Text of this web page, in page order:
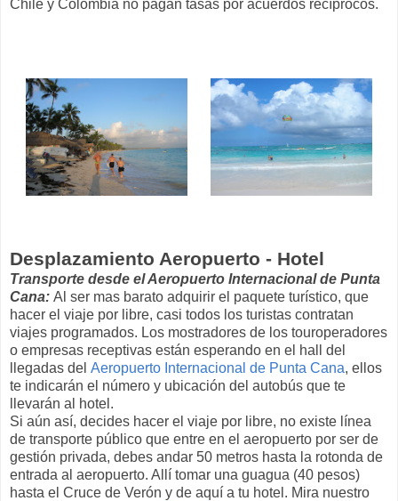
Chile y Colombia no pagan tasas por acuerdos recíprocos.
Desplazamiento Aeropuerto - Hotel
Transporte desde el Aeropuerto Internacional de Punta
Cana: Al ser mas barato adquirir el paquete turístico, que
hacer el viaje por libre, casi todos los turistas contratan
viajes programados. Los mostradores de los touroperadores
o empresas receptivas están esperando en el hall del
llegadas del Aeropuerto Internacional de Punta Cana, ellos
te indicarán el número y ubicación del autobús que te
llevarán al hotel.
Si aún así, decides hacer el viaje por libre, no existe línea
de transporte público que entre en el aeropuerto por ser de
gestión privada, debes andar 50 metros hasta la rotonda de
entrada al aeropuerto. Allí tomar una guagua (40 pesos)
hasta el Cruce de Verón y de aquí a tu hotel. Mira nuestro